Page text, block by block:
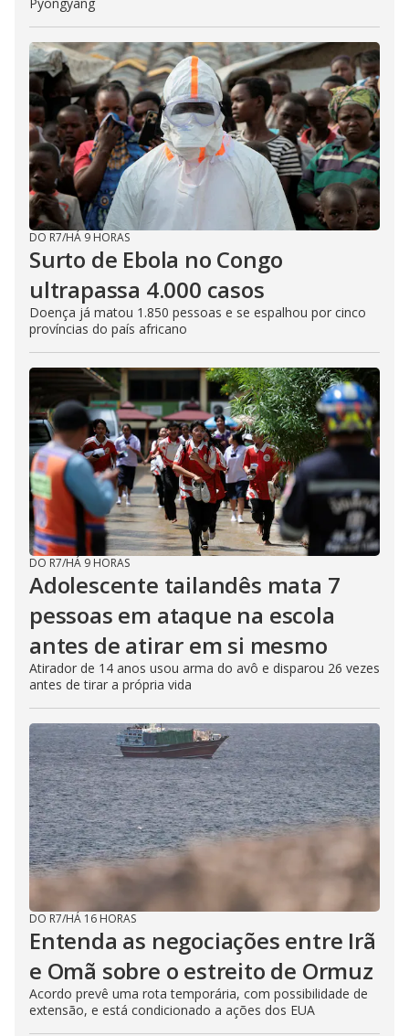
DO R7/HÁ 9 HORAS
Surto de Ebola no Congo
ultrapassa 4.000 casos
Doença já matou 1.850 pessoas e se espalhou por cinco
províncias do país africano
DO R7/HÁ 9 HORAS
Adolescente tailandês mata 7
pessoas em ataque na escola
antes de atirar em si mesmo
Atirador de 14 anos usou arma do avô e disparou 26 vezes
antes de tirar a própria vida
DO R7/HÁ 16 HORAS
Entenda as negociações entre Irã
e Omã sobre o estreito de Ormuz
Acordo prevê uma rota temporária, com possibilidade de
extensão, e está condicionado a ações dos EUA